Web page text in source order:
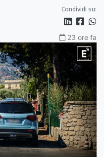
Condividi su:
23 ore fa